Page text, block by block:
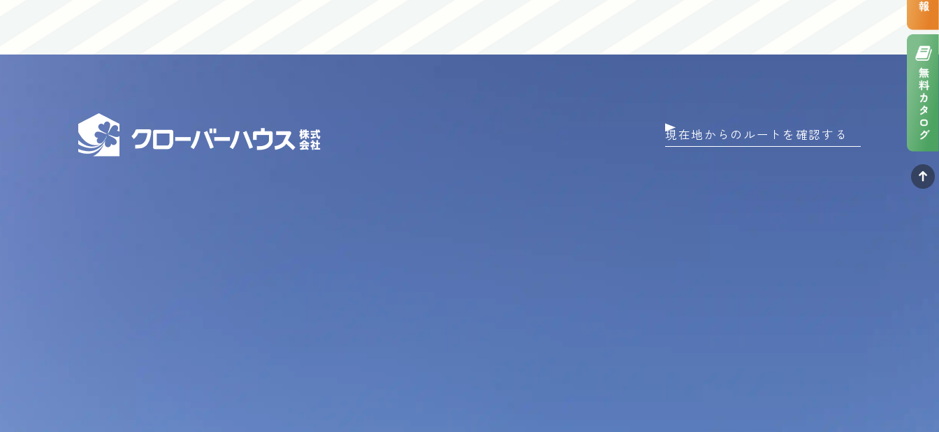
現在地からのルートを確認する